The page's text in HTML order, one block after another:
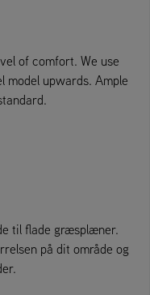
of comfort. We use
upwards. Ample
til flade græsplæner.
på dit område og